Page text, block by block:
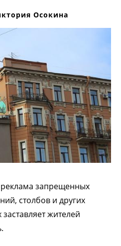
Осокина
запрещенных
столбов и других
жителей